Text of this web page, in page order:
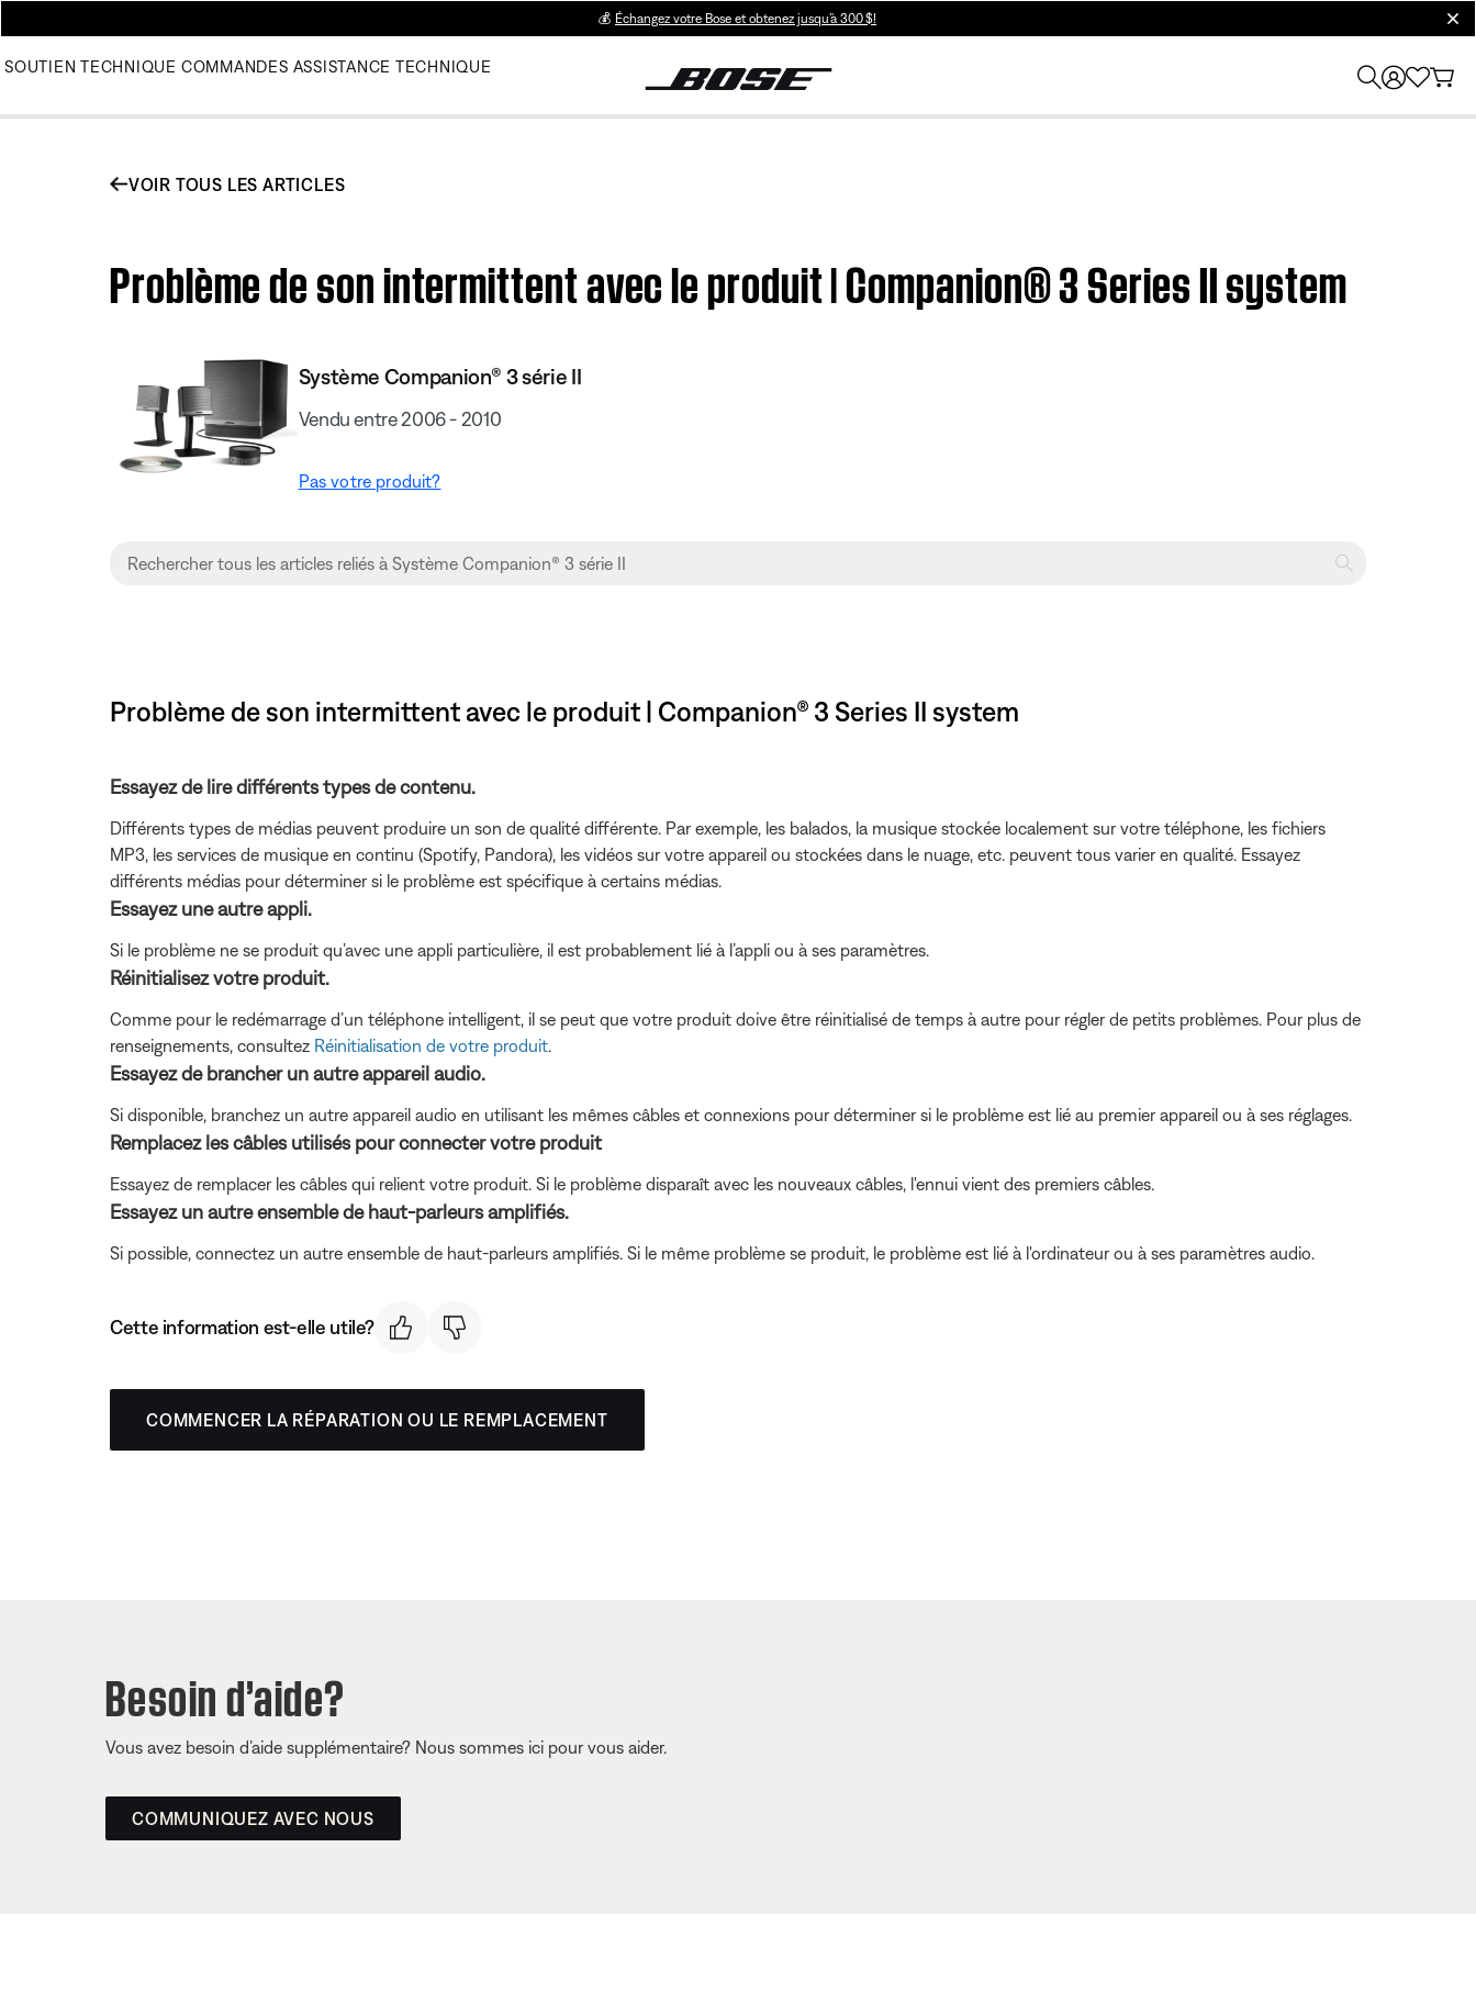
💰 Échangez votre Bose et obtenez jusqu’à 300 $!
SOUTIEN TECHNIQUE COMMANDES ASSISTANCE TECHNIQUE
VOIR TOUS LES ARTICLES
Problème de son intermittent avec le produit | Companion® 3 Series II system
Système Companion® 3 série II
Vendu entre 2006 - 2010
Pas votre produit?
Problème de son intermittent avec le produit | Companion® 3 Series II system
Essayez de lire différents types de contenu.
Différents types de médias peuvent produire un son de qualité différente. Par exemple, les balados, la musique stockée localement sur votre téléphone, les fichiers
MP3, les services de musique en continu (Spotify, Pandora), les vidéos sur votre appareil ou stockées dans le nuage, etc. peuvent tous varier en qualité. Essayez
différents médias pour déterminer si le problème est spécifique à certains médias.
Essayez une autre appli.
Si le problème ne se produit qu’avec une appli particulière, il est probablement lié à l’appli ou à ses paramètres.
Réinitialisez votre produit.
Comme pour le redémarrage d’un téléphone intelligent, il se peut que votre produit doive être réinitialisé de temps à autre pour régler de petits problèmes. Pour plus de
renseignements, consultez Réinitialisation de votre produit
Essayez de brancher un autre appareil audio.
Si disponible, branchez un autre appareil audio en utilisant les mêmes câbles et connexions pour déterminer si le problème est lié au premier appareil ou à ses réglages.
Remplacez les câbles utilisés pour connecter votre produit
Essayez de remplacer les câbles qui relient votre produit. Si le problème disparaît avec les nouveaux câbles, l'ennui vient des premiers câbles.
Essayez un autre ensemble de haut-parleurs amplifiés.
Si possible, connectez un autre ensemble de haut-parleurs amplifiés. Si le même problème se produit, le problème est lié à l'ordinateur ou à ses paramètres audio.
Cette information est-elle utile?
COMMENCER LA RÉPARATION OU LE REMPLACEMENT
Besoin d’aide?
Vous avez besoin d’aide supplémentaire? Nous sommes ici pour vous aider.
COMMUNIQUEZ AVEC NOUS